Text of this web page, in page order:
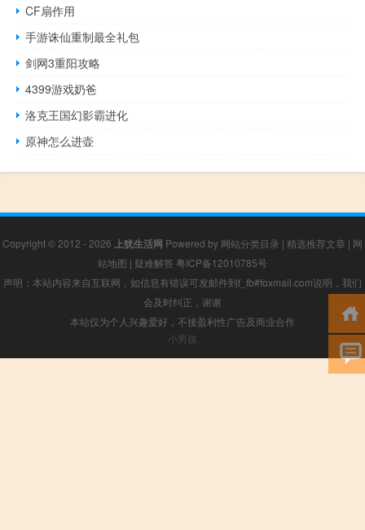
CF扇作用
手游诛仙重制最全礼包
剑网3重阳攻略
4399游戏奶爸
洛克王国幻影霸进化
原神怎么进壶
Copyright © 2012 - 2026 上犹生活网 Powered by 网站分类目录 | 精选推荐文章 | 网
站地图 | 疑难解答 粤ICP备12010785号
声明：本站内容来自互联网，如信息有错误可发邮件到f_fb#foxmail.com说明，我们
会及时纠正，谢谢
本站仅为个人兴趣爱好，不接盈利性广告及商业合作
小男孩